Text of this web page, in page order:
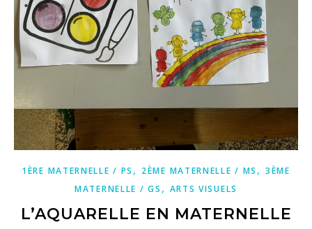
1ÈRE MATERNELLE / PS , 2ÈME MATERNELLE / MS ,3ÈME
MATERNELLE / GS , ARTS VISUELS
L’AQUARELLE EN MATERNELLE